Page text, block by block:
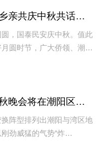
全球各地潮籍乡亲共庆中秋共话团圆
国泰民安庆中秋。值此
圆时节，广大侨领、潮商
大湾区非遗中秋晚会将在潮阳区录制
型排列出潮阳与湾区地
劲威猛的气势“炸